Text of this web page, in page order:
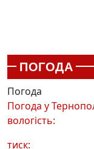
ПОГОДА
Погода
Погода у
вологість:
тиск: